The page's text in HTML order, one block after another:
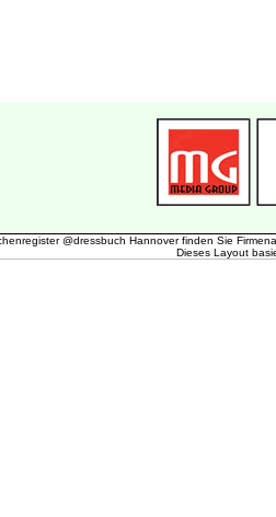
@dressbuch Hannover finden Sie
Dieses Layout